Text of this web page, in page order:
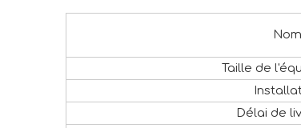
Nom
Taille de
Délai de